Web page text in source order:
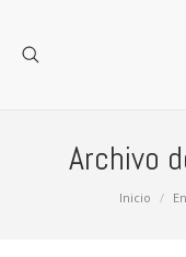
Archivo
Inicio